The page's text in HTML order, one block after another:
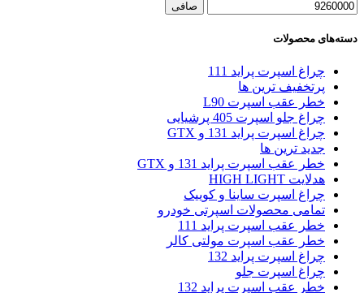
صافی
دسته‌های محصولات
چراغ اسپرت پراید 111
پرتخفیف ترین ها
خطر عقب اسپرت L90
چراغ جلو اسپرت 405 پرشیایی
چراغ اسپرت پراید 131 و GTX
جدید ترین ها
خطر عقب اسپرت پراید 131 و GTX
هدلایت HIGH LIGHT
چراغ اسپرت ساینا و کوییک
تمامی محصولات اسپرتی خودرو
خطر عقب اسپرت پراید 111
خطر عقب اسپرت مولتی کالر
چراغ اسپرت پراید 132
چراغ اسپرت جلو
خطر عقب اسپرت پراید 132